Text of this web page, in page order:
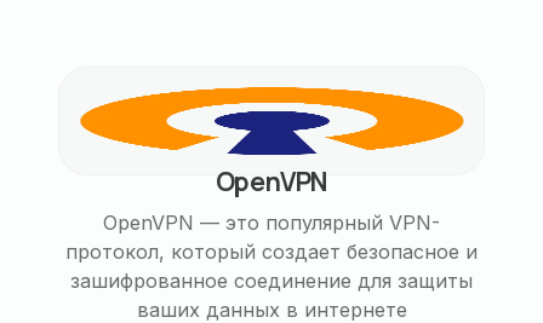
ОpenVPN
OpenVPN — это популярный VPN-
протокол, который создает безопасное и
зашифрованное соединение для защиты
ваших данных в интернете